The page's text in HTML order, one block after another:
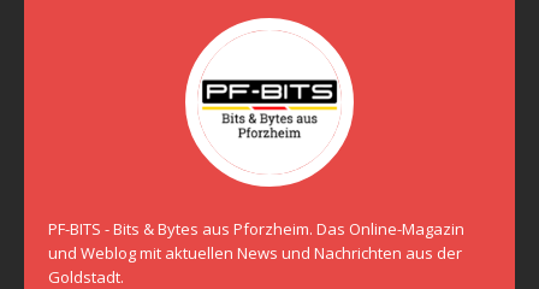
PF-BITS - Bits & Bytes aus Pforzheim. Das Online-Magazin
und Weblog mit aktuellen News und Nachrichten aus der
Goldstadt.